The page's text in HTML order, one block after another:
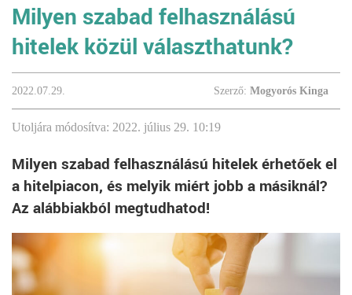
Milyen szabad felhasználású
hitelek közül választhatunk?
2022.07.29. Szerző: Mogyorós Kinga
Utoljára módosítva: 2022. július 29. 10:19
Milyen szabad felhasználású hitelek érhetőek el
a hitelpiacon, és melyik miért jobb a másiknál?
Az alábbiakból megtudhatod!